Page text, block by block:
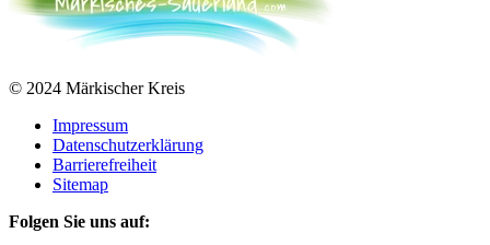
© 2024 Märkischer Kreis
Impressum
Datenschutzerklärung
Barrierefreiheit
Sitemap
Folgen Sie uns auf: